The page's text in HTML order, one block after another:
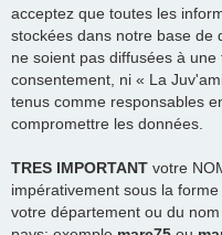
acceptez que toutes les
stockées dans notre base de
ne soient pas diffusées à
consentement, ni « La
tenus comme responsables
compromettre les données.
TRES IMPORTANT votre
impérativement sous la
votre département ou du